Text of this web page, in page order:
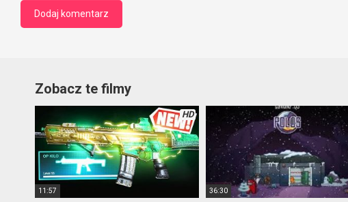
Zobacz te filmy
HD
11:57 36:30